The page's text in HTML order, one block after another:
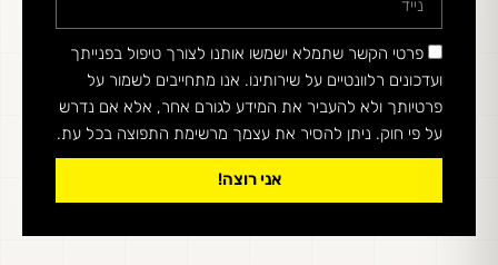
פרטי הקשר שתמלא ישמשו אותנו לצורך טיפול בפנייתך
ועדכונים רלוונטיים על שירותינו. אנו מתחייבים לשמור על
פרטיותך ולא להעביר את המידע לגורם אחר, אלא אם נדרש
על פי חוק. ניתן להסיר את עצמך מרשימת התפוצה בכל עת.
אני רוצה!